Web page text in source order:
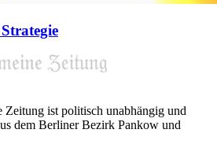
ist politisch unabhängig und
dem Berliner Bezirk Pankow und